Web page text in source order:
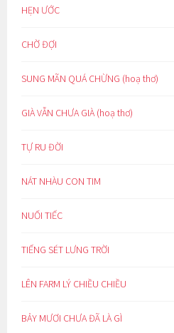
HẸN ƯỚC
CHỜ ĐỢI
SUNG MÃN QUÁ CHỪNG (hoạ thơ)
GIÀ VẪN CHƯA GIÀ (hoạ thơ)
TỰ RU ĐỜI
NÁT NHÀU CON TIM
NUỐI TIẾC
TIẾNG SÉT LƯNG TRỜI
LÊN FARM LÝ CHIỀU CHIỀU
BẢY MƯƠI CHƯA ĐÃ LÀ GÌ